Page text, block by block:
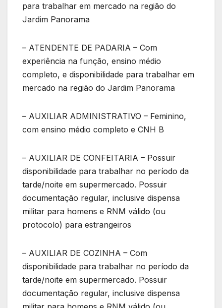
para trabalhar em mercado na região do
Jardim Panorama
– ATENDENTE DE PADARIA – Com
experiência na função, ensino médio
completo, e disponibilidade para trabalhar em
mercado na região do Jardim Panorama
– AUXILIAR ADMINISTRATIVO – Feminino,
com ensino médio completo e CNH B
– AUXILIAR DE CONFEITARIA – Possuir
disponibilidade para trabalhar no período da
tarde/noite em supermercado. Possuir
documentação regular, inclusive dispensa
militar para homens e RNM válido (ou
protocolo) para estrangeiros
– AUXILIAR DE COZINHA – Com
disponibilidade para trabalhar no período da
tarde/noite em supermercado. Possuir
documentação regular, inclusive dispensa